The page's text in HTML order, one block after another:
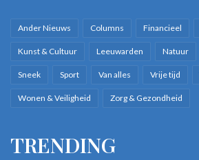
Ander Nieuws Columns Financieel
Kunst & Cultuur Leeuwarden Natuur
Sneek Sport Van alles Vrije tijd
Wonen & Veiligheid Zorg & Gezondheid
TRENDING